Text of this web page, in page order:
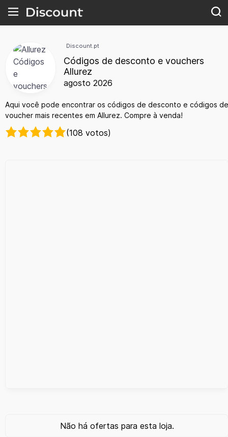
Discount.pt
Códigos de desconto e vouchers
Allurez
agosto 2026
Aqui você pode encontrar os códigos de desconto e códigos de
voucher mais recentes em Allurez. Compre à venda!
(108 votos)
Não há ofertas para esta loja.